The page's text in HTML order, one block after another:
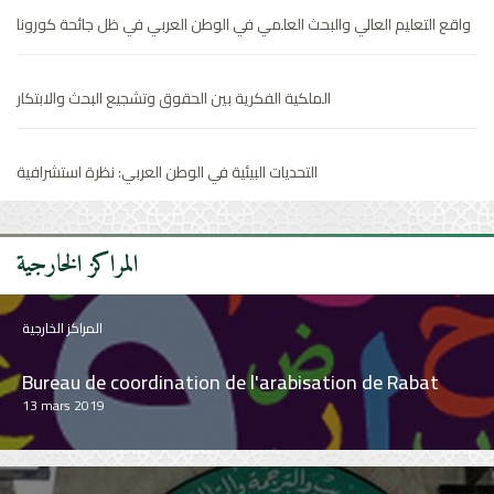
واقع التعليم العالي والبحث العلمي في الوطن العربي في ظل جائحة كورونا
الملكية الفكرية بين الحقوق وتشجيع البحث والابتكار
التحديات البيئية في الوطن العربي: نظرة استشرافية
المراكز الخارجية
Bureau de coordination de l'arabisation de Rabat
Centre arabe pour l'arabisation, la traduction, la
rédaction et la publication (Damas)
21 février 2019
المراكز الخارجية
Institut du Caire pour la recherche et les études
arabes
16 mars 2019